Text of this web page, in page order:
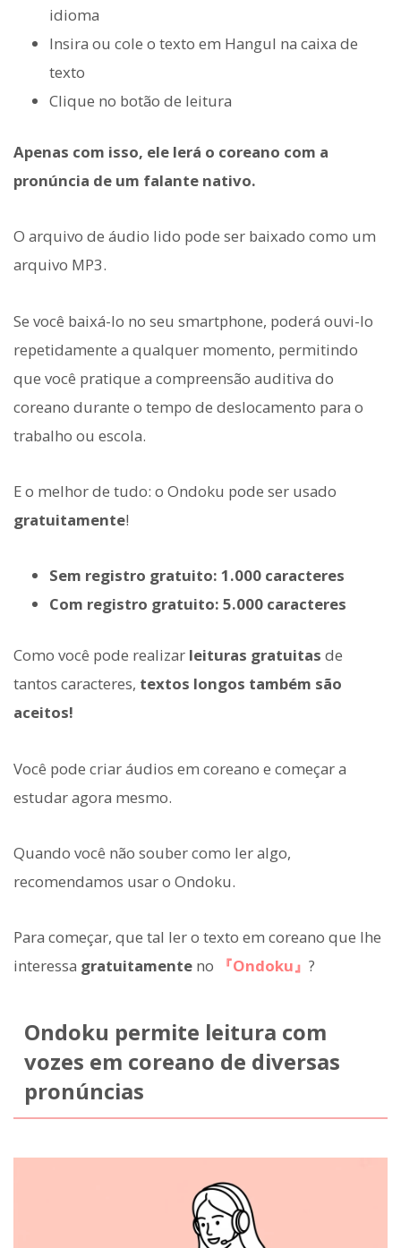
idioma
Insira ou cole o texto em Hangul na caixa de
texto
Clique no botão de leitura
Apenas com isso, ele lerá o coreano com a
pronúncia de um falante nativo.
O arquivo de áudio lido pode ser baixado como um
arquivo MP3.
Se você baixá-lo no seu smartphone, poderá ouvi-lo
repetidamente a qualquer momento, permitindo
que você pratique a compreensão auditiva do
coreano durante o tempo de deslocamento para o
trabalho ou escola.
E o melhor de tudo: o Ondoku pode ser usado
gratuitamente!
Sem registro gratuito: 1.000 caracteres
Com registro gratuito: 5.000 caracteres
Como você pode realizar leituras gratuitas de
tantos caracteres, textos longos também são
aceitos!
Você pode criar áudios em coreano e começar a
estudar agora mesmo.
Quando você não souber como ler algo,
recomendamos usar o Ondoku.
Para começar, que tal ler o texto em coreano que lhe
interessa gratuitamente no 『Ondoku』 ?
Ondoku permite leitura com
vozes em coreano de diversas
pronúncias